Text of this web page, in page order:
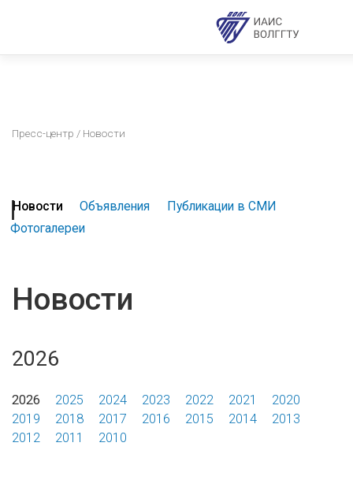
Пресс-центр / Новости
Новости Объявления
Публикации в СМИ
Фотогалереи
Новости
2026
2026 2025 2024 2023 2022 2021
2020
2019
2018 2017 2016 2015 2014
2013
2012
2011 2010